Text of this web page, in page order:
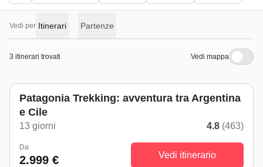
Vedi per Itinerari Partenze
3 itinerari trovati Vedi mappa
Patagonia Trekking: avventura tra Argentina
e Cile
13 giorni 4.8 (463)
Da
2.999 € Vedi itinerario